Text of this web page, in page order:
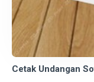
Cetak Undangan